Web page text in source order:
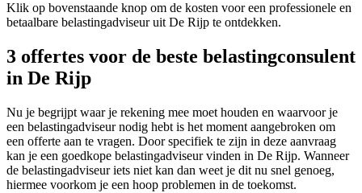
Klik op bovenstaande knop om de kosten voor een professionele en
betaalbare belastingadviseur uit De Rijp te ontdekken.
3 offertes voor de beste belastingconsulent
in De Rijp
Nu je begrijpt waar je rekening mee moet houden en waarvoor je
een belastingadviseur nodig hebt is het moment aangebroken om
een offerte aan te vragen. Door specifiek te zijn in deze aanvraag
kan je een goedkope belastingadviseur vinden in De Rijp. Wanneer
de belastingadviseur iets niet kan dan weet je dit nu snel genoeg,
hiermee voorkom je een hoop problemen in de toekomst.